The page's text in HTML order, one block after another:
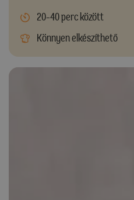
20-40 perc között
Könnyen elkészíthető